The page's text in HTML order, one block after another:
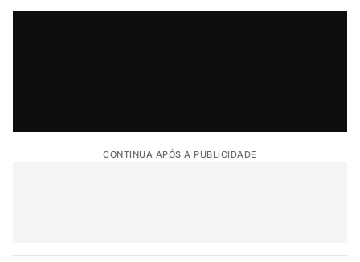
CONTINUA APÓS A PUBLICIDADE